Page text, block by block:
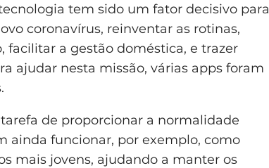
tem sido um fator decisivo para
coronavírus, reinventar as rotinas,
a gestão doméstica, e trazer
ajudar nesta missão, várias apps foram
de proporcionar a normalidade
ainda funcionar, por exemplo, como
mais jovens, ajudando a manter os